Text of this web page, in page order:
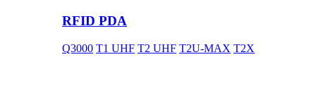
RFID PDA
Q3000 T1 UHF T2 UHF T2U-MAX T2X